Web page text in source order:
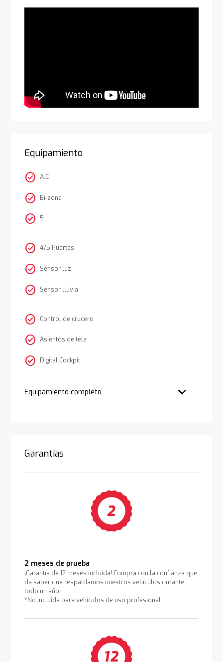
Equipamiento
check_circle A.C
check_circle Bi-zona
check_circle 5
check_circle 4/5 Puertas
check_circle Sensor luz
check_circle Sensor lluvia
check_circle Control de crucero
check_circle Asientos de tela
check_circle Digital Cockpit
Equipamiento completo
Garantías
2 meses de prueba
¡Garantía de 12 meses incluida! Compra con la confianza que
da saber que respaldamos nuestros vehículos durante
todo un año.
*No incluida para vehículos de uso profesional